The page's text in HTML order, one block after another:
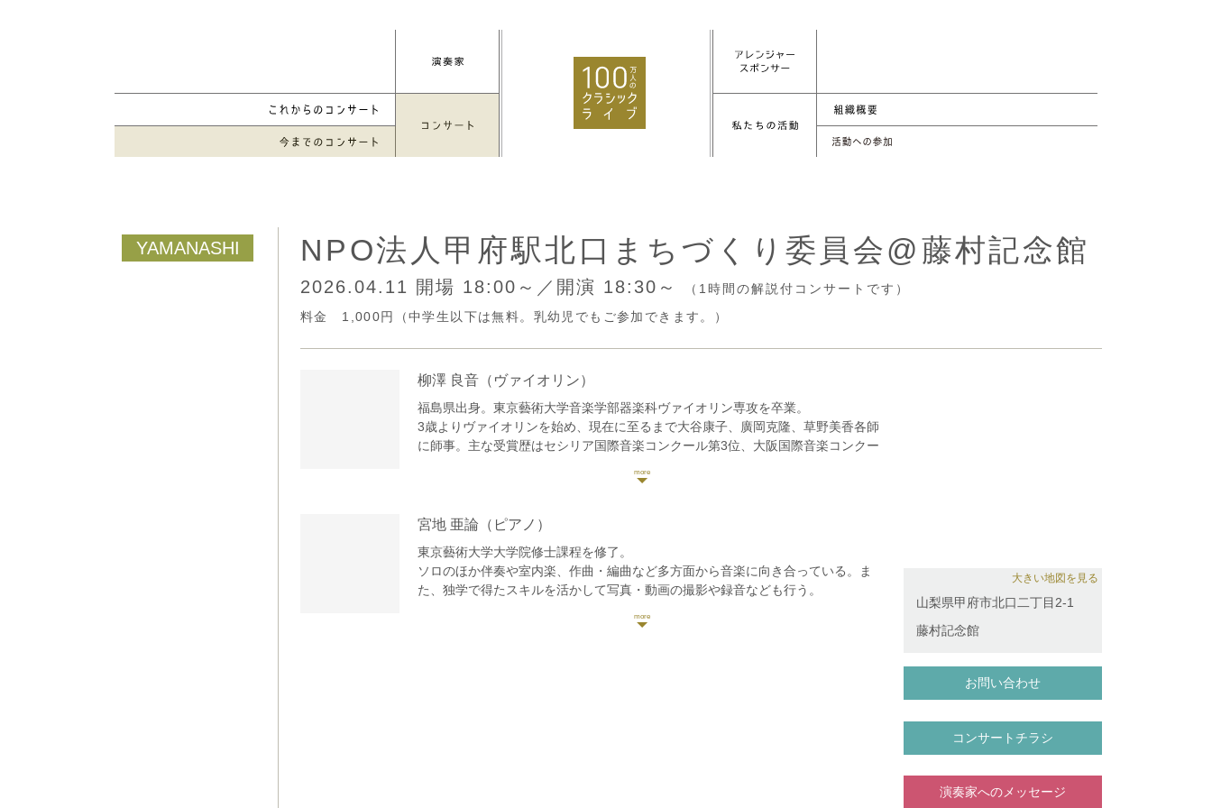
NPO法人甲府駅北口まちづくり委員会@藤村記念館
2026.04.11 開場 18:00～／開演 18:30～
（1時間の解説付コンサートです）
料金 1,000円（中学生以下は無料。乳幼児でもご参加できます。）
柳澤 良音 （ヴァイオリン）
福島県出身。東京藝術大学音楽学部器楽科ヴァイオリン専攻を卒業。
3歳よりヴァイオリンを始め、現在に至るまで大谷康子、廣岡克隆、草野美香各師
に師事。主な受賞歴はセシリア国際音楽コンクール第3位、大阪国際音楽コンクー
宮地 亜論 （ピアノ）
東京藝術大学大学院修士課程を修了。
ソロのほか伴奏や室内楽、作曲・編曲など多方面から音楽に向き合っている。ま
た、独学で得たスキルを活かして写真・動画の撮影や録音なども行う。
3位など多数受賞。ピアノを江口玲氏に師事。
大きい地図を見る
山梨県甲府市北口二丁目2-1
藤村記念館
お問い合わせ
コンサートチラシ
演奏家へのメッセージ